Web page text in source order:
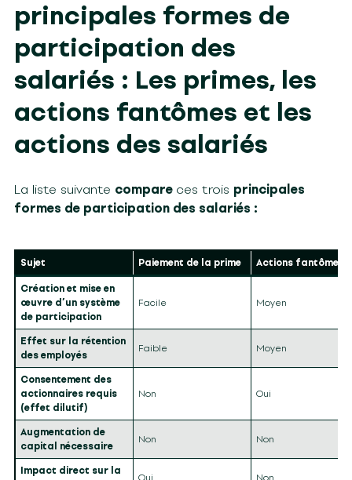
principales formes de
participation des
salariés : Les primes, les
actions fantômes et les
actions des salariés
La liste suivante compare ces trois principales
formes de participation des salariés :
Sujet Paiement de la prime Actions fantômes
Création et mise en
œuvre d’un système
de participation
Facile Moyen
Effet sur la rétention
des employés
Faible Moyen
Consentement des
actionnaires requis
(effet dilutif)
Non Oui
Augmentation de
capital nécessaire
Non Non
Impact direct sur la
Oui Non